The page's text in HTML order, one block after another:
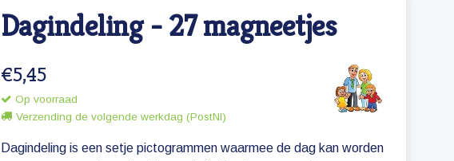
Dagindeling - 27 magneetjes
€5,45
Op voorraad
Verzending de volgende werkdag (PostNl)
Dagindeling is een setje pictogrammen waarmee de dag kan worden